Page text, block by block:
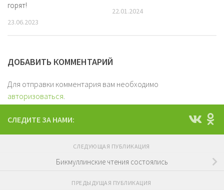
горят!
23.06.2023
22.01.2024
ДОБАВИТЬ КОММЕНТАРИЙ
Для отправки комментария вам необходимо
авторизоваться.
СЛЕДИТЕ ЗА НАМИ:
СЛЕДУЮЩАЯ ПУБЛИКАЦИЯ
Бикмуллинские чтения состоялись
ПРЕДЫДУЩАЯ ПУБЛИКАЦИЯ